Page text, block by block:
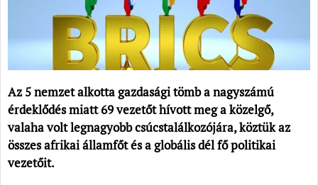
Az 5 nemzet alkotta gazdasági tömb a nagyszámú
érdeklődés miatt 69 vezetőt hívott meg a közelgő,
valaha volt legnagyobb csúcstalálkozójára, köztük az
összes afrikai államfőt és a globális dél fő politikai
vezetőit.